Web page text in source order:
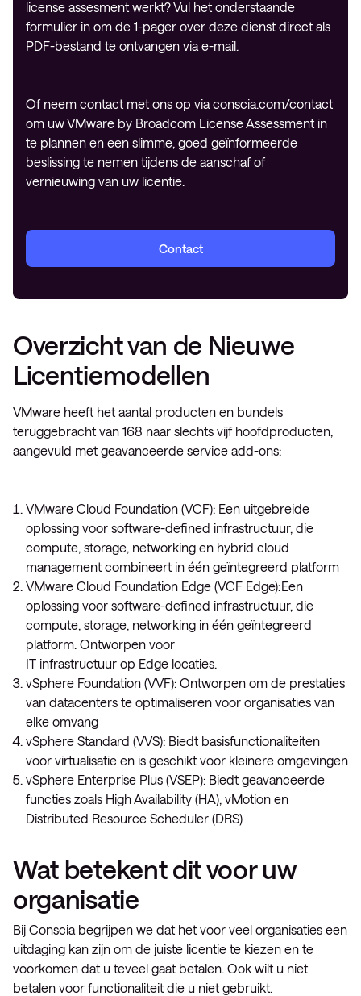
license assesment werkt? Vul het onderstaande
formulier in om de 1-pager over deze dienst direct als
PDF-bestand te ontvangen via e-mail.
Of neem contact met ons op via conscia.com/contact
om uw VMware by Broadcom License Assessment in
te plannen en een slimme, goed geïnformeerde
beslissing te nemen tijdens de aanschaf of
vernieuwing van uw licentie.
Contact
Overzicht van de Nieuwe
Licentiemodellen
VMware heeft het aantal producten en bundels
teruggebracht van 168 naar slechts vijf hoofdproducten,
aangevuld met geavanceerde service add-ons:
VMware Cloud Foundation (VCF): Een uitgebreide
oplossing voor software-defined infrastructuur, die
compute, storage, networking en hybrid cloud
management combineert in één geïntegreerd platform
VMware Cloud Foundation Edge (VCF Edge):Een
oplossing voor software-defined infrastructuur, die
compute, storage, networking in één geïntegreerd
platform. Ontworpen voor
IT infrastructuur op Edge locaties.
vSphere Foundation (VVF): Ontworpen om de prestaties
van datacenters te optimaliseren voor organisaties van
elke omvang
vSphere Standard (VVS): Biedt basisfunctionaliteiten
voor virtualisatie en is geschikt voor kleinere omgevingen
vSphere Enterprise Plus (VSEP): Biedt geavanceerde
functies zoals High Availability (HA), vMotion en
Distributed Resource Scheduler (DRS)
Wat betekent dit voor uw
organisatie
Bij Conscia begrijpen we dat het voor veel organisaties een
uitdaging kan zijn om de juiste licentie te kiezen en te
voorkomen dat u teveel gaat betalen. Ook wilt u niet
betalen voor functionaliteit die u niet gebruikt.